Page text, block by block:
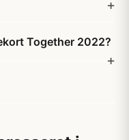
Together 2022?